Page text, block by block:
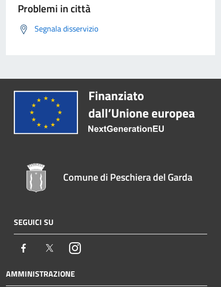
Problemi in città
Segnala disservizio
Comune di Peschiera del Garda
SEGUICI SU
Facebook TwitterInstagram
AMMINISTRAZIONE